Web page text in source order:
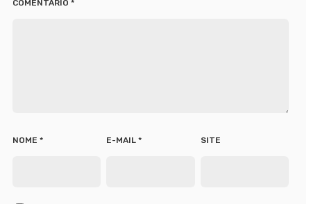
COMENTÁRIO *
NOME * E-MAIL* SITE